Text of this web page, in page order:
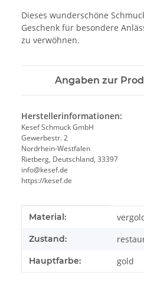
Dieses wunderschöne
Geschenk für besondere
zu verwöhnen.
Angaben zur
Herstellerinformationen:
Kesef Schmuck GmbH
Gewerbestr. 2
Nordrhein-Westfalen
Rietberg, Deutschland, 33397
info@kesef.de
https://kesef.de
Produkteigenschaft
Wert
Material:
Zustand:
Hauptfarbe: gold